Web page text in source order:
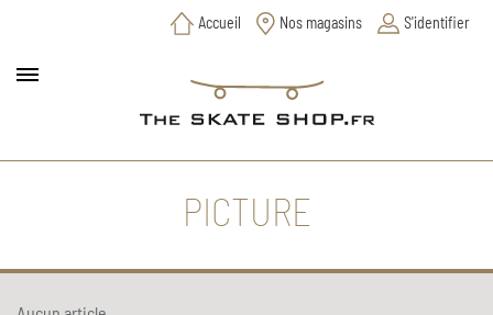
Accueil Nos magasins S'identifier
PICTURE